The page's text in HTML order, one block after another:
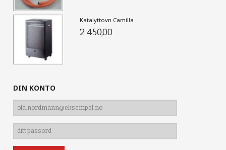
Katalyttovn Camilla
2 450,00
DIN KONTO